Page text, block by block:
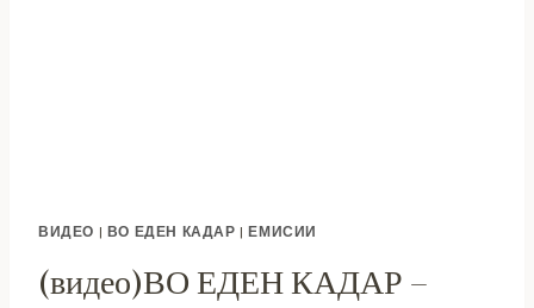
ВИДЕО | ВО ЕДЕН КАДАР |ЕМИСИИ
(видео)ВО ЕДЕН КАДАР –